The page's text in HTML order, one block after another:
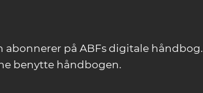
på ABFs digitale håndbog.
benytte håndbogen.